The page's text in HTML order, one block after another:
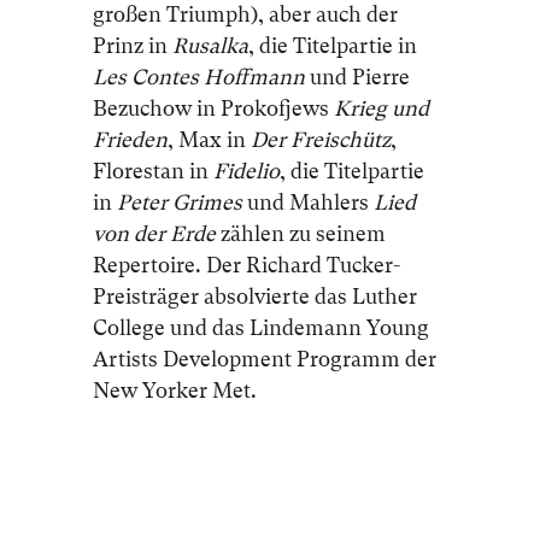
großen Triumph), aber auch der
Prinz in Rusalka, die Titelpartie in
Les Contes Hoffmann und Pierre
Bezuchow in Prokofjews Krieg und
Frieden, Max in Der Freischütz,
Florestan in Fidelio, die Titelpartie
in Peter Grimesund Mahlers Lied
von der Erdezählen zu seinem
Repertoire. Der Richard Tucker-
Preisträger absolvierte das Luther
College und das Lindemann Young
Artists Development Programm der
New Yorker Met.